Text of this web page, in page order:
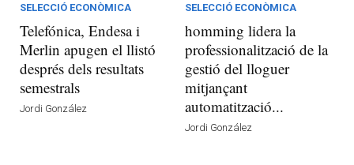
SELECCIÓ ECONÒMICA
Telefónica, Endesa i
Merlin apugen el llistó
després dels resultats
semestrals
Jordi González
SELECCIÓ ECONÒMICA
homming lidera la
professionalització de la
gestió del lloguer
mitjançant
automatització...
Jordi González